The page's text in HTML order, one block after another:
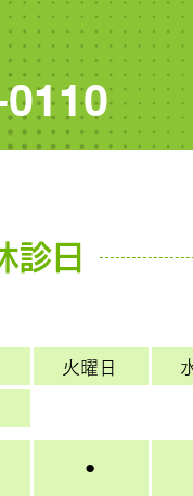
診日
火曜日
●